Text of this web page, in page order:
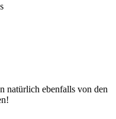
natürlich ebenfalls von den